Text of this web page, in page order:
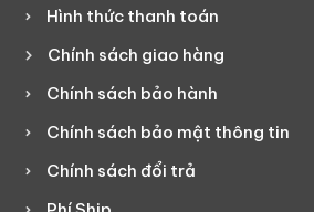
Hình thức thanh toán
Chính sách giao hàng
Chính sách bảo hành
Chính sách bảo mật thông tin
Chính sách đổi trả